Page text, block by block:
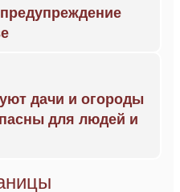
дачи и огороды
для людей и